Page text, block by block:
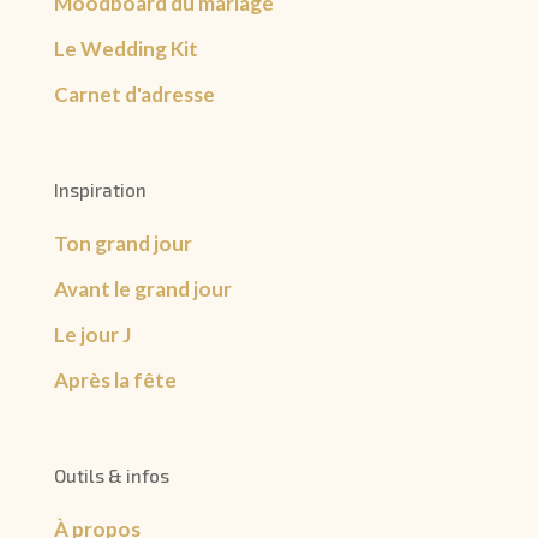
Le Wedding Kit
Carnet d'adresse
Inspiration
Ton grand jour
Avant le grand jour
Le jour J
Après la fête
Outils & infos
À propos